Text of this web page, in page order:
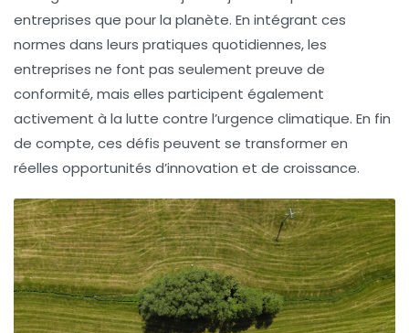
entreprises que pour la planète. En intégrant ces
normes dans leurs pratiques quotidiennes, les
entreprises ne font pas seulement preuve de
conformité, mais elles participent également
activement à la lutte contre l’urgence climatique. En fin
de compte, ces défis peuvent se transformer en
réelles opportunités d’innovation et de croissance.